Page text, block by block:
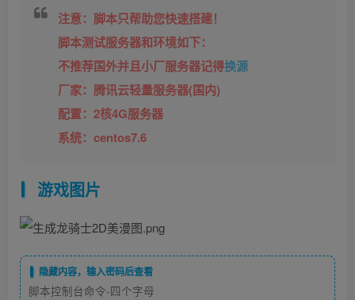
注意：脚本只帮助您快速搭建！
脚本测试服务器和环境如下：
不推荐国外并且小厂服务器记得换源
厂家：腾讯云轻量服务器(国内)
配置：2核4G服务器
系统：centos7.6
游戏图片
隐藏内容，输入密码后查看
脚本控制台命令-四个字母